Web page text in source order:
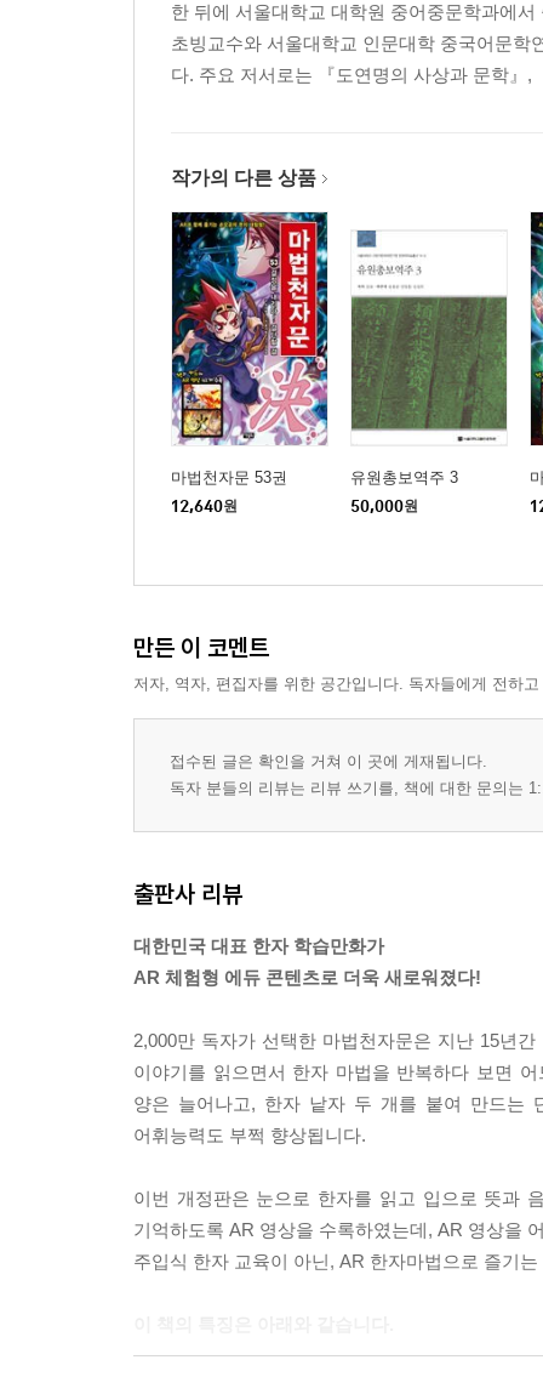
한 뒤에 서울대학교 대학원 중어중문학과에
초빙교수와 서울대학교 인문대학 중국어문
다. 주요 저서로는 『도연명의 사상과 문학』,
작가의 다른 상품
마법천자문 53권
12,640원
유원총보역주 3
50,000원
만든 이 코멘트
저자, 역자, 편집자를 위한 공간입니다. 독자들에게 전하
접수된 글은 확인을 거쳐 이 곳에 게재됩니다.
독자 분들의 리뷰는 리뷰 쓰기를, 책에 대한 문의는
출판사 리뷰
대한민국 대표 한자 학습만화가
AR 체험형 에듀 콘텐츠로 더욱 새로워졌다!
2,000만 독자가 선택한 마법천자문은 지난 15년
이야기를 읽으면서 한자 마법을 반복하다 보면
양은 늘어나고, 한자 낱자 두 개를 붙여 만드는
어휘능력도 부쩍 향상됩니다.
이번 개정판은 눈으로 한자를 읽고 입으로 뜻과
기억하도록 AR 영상을 수록하였는데, AR 영상을
주입식 한자 교육이 아닌, AR 한자마법으로 즐기